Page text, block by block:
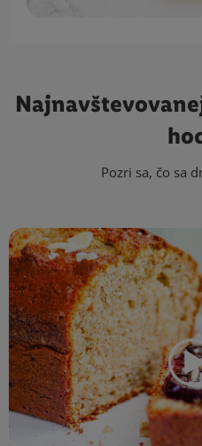
Pozri sa, čo sa